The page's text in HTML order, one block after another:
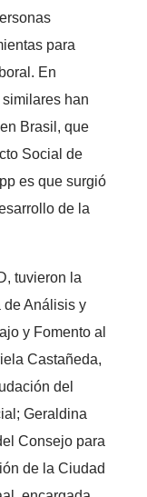
para
En
han
Brasil, que
Social de
es que surgió
de la
tuvieron la
de Análisis y
y Fomento al
Castañeda,
del
Geraldina
Consejo para
de la Ciudad